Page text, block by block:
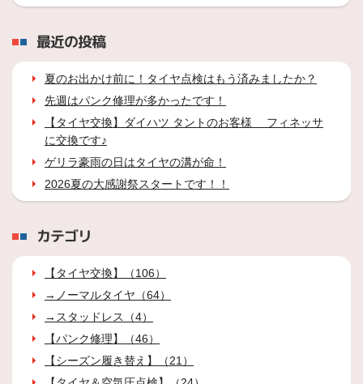
最近の投稿
夏のお出かけ前に！タイヤ点検はもう済みましたか？
先週はパンク修理が多かったです！
【タイヤ交換】ダイハツ タントのお客様 フィネッサ
に交換です♪
ゲリラ豪雨の日はタイヤの溝が命！
2026夏の大感謝祭スタートです！！
カテゴリ
【タイヤ交換】（106）
→ノーマルタイヤ（64）
→スタッドレス（4）
【パンク修理】（46）
【シーズン履き替え】（21）